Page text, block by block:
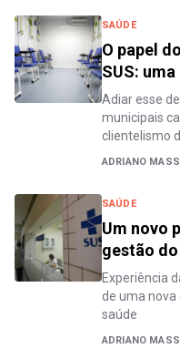
SAÚDE
O papel
SUS:
Adiar esse
municipais
clientelismo
ADRIANO
SAÚDE
Um novo
gestão
Experiência
de uma
saúde
ADRIANO